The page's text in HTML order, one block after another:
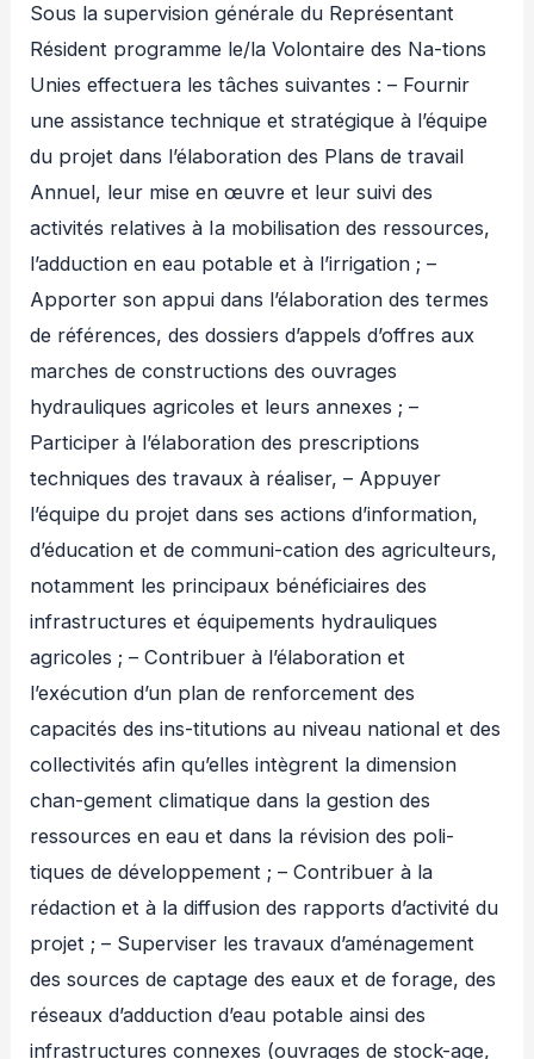
Sous la supervision générale du Représentant
Résident programme le/la Volontaire des Na-tions
Unies effectuera les tâches suivantes : – Fournir
une assistance technique et stratégique à l’équipe
du projet dans l’élaboration des Plans de travail
Annuel, leur mise en œuvre et leur suivi des
activités relatives à Ia mobilisation des ressources,
l’adduction en eau potable et à l’irrigation ; –
Apporter son appui dans l’élaboration des termes
de références, des dossiers d’appels d’offres aux
marches de constructions des ouvrages
hydrauliques agricoles et leurs annexes ; –
Participer à l’élaboration des prescriptions
techniques des travaux à réaliser, – Appuyer
l’équipe du projet dans ses actions d’information,
d’éducation et de communi-cation des agriculteurs,
notamment les principaux bénéficiaires des
infrastructures et équipements hydrauliques
agricoles ; – Contribuer à l’élaboration et
l’exécution d’un plan de renforcement des
capacités des ins-titutions au niveau national et des
collectivités afin qu’elles intègrent la dimension
chan-gement climatique dans la gestion des
ressources en eau et dans la révision des poli-
tiques de développement ; – Contribuer à la
rédaction et à la diffusion des rapports d’activité du
projet ; – Superviser les travaux d’aménagement
des sources de captage des eaux et de forage, des
réseaux d’adduction d’eau potable ainsi des
infrastructures connexes (ouvrages de stock-age,